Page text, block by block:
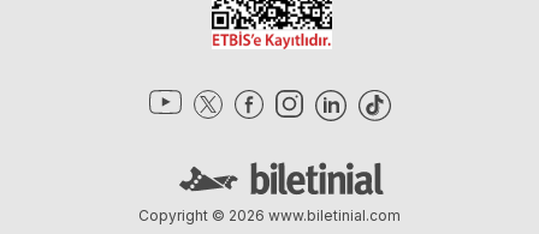
Copyright © 2026 www.biletinial.com